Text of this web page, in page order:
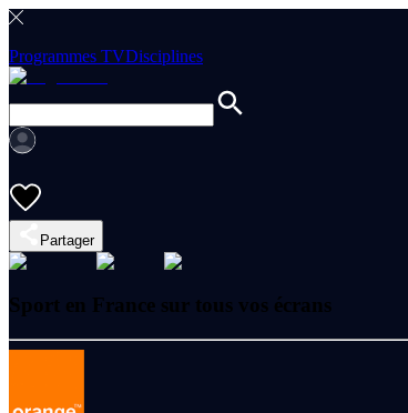
Programmes TVDisciplines
Partager
Sport en France sur tous vos écrans